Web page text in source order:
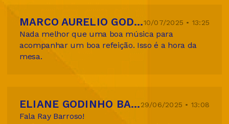
MARCO AURELIO GODINHO BARROSO10/07/2025 • 13:25
Nada melhor que uma boa música para
acompanhar um boa refeição. Isso é a hora da
mesa.
ELIANE GODINHO BARROSO TIBURCIO29/06/2025 • 13:08
Fala Ray Barroso!